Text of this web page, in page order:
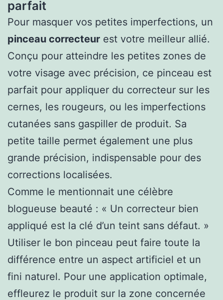
parfait
Pour masquer vos petites imperfections, un
pinceau correcteur est votre meilleur allié.
Conçu pour atteindre les petites zones de
votre visage avec précision, ce pinceau est
parfait pour appliquer du correcteur sur les
cernes, les rougeurs, ou les imperfections
cutanées sans gaspiller de produit. Sa
petite taille permet également une plus
grande précision, indispensable pour des
corrections localisées.
Comme le mentionnait une célèbre
blogueuse beauté : « Un correcteur bien
appliqué est la clé d’un teint sans défaut. »
Utiliser le bon pinceau peut faire toute la
différence entre un aspect artificiel et un
fini naturel. Pour une application optimale,
effleurez le produit sur la zone concernée